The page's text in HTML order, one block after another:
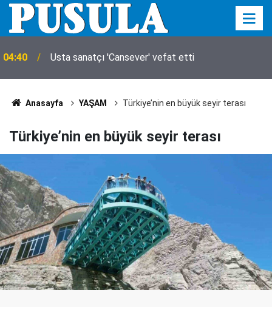
04:40 Usta sanatçı 'Cansever' vefat etti
Anasayfa YAŞAM Türkiye’nin en büyük seyir terası
Türkiye’nin en büyük seyir terası